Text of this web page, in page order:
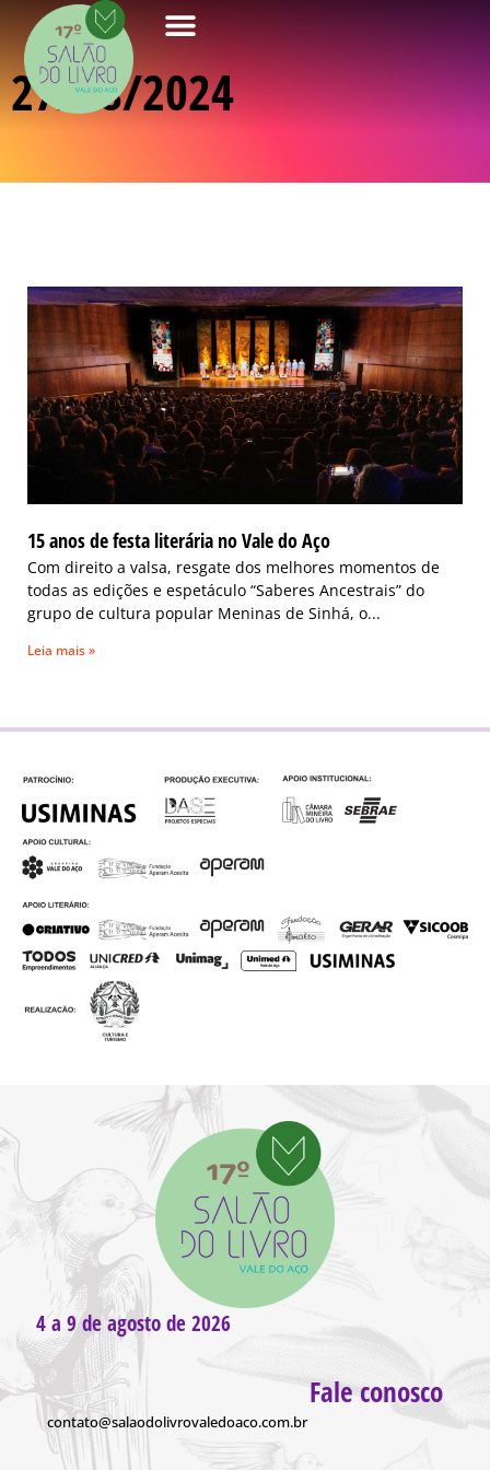
27/08/2024
15 anos de festa literária no Vale do Aço
Com direito a valsa, resgate dos melhores momentos de
todas as edições e espetáculo “Saberes Ancestrais” do
grupo de cultura popular Meninas de Sinhá, o
Leia mais »
4 a 9 de agosto de 2026
Fale conosco
contato@salaodolivrovaledoaco.com.br